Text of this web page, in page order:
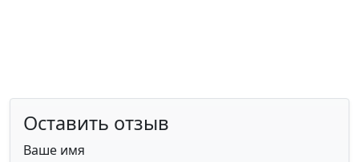
Оставить отзыв
Ваше имя